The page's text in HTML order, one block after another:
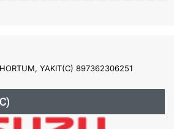
HORTUM, YAKIT(C) 897362306251